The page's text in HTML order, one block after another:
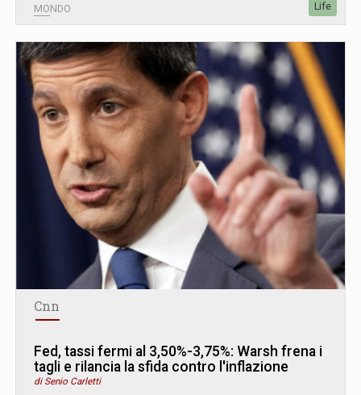
MONDO Life
Cnn
Fed, tassi fermi al 3,50%-3,75%: Warsh frena i
tagli e rilancia la sfida contro l'inflazione
di Senio Carletti